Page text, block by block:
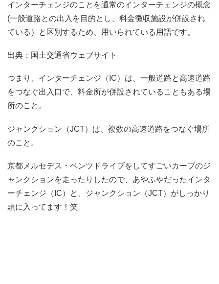
インターチェンジのことを通常のインターチェンジの概念
(一般道路との出入を目的とし、料金徴収施設が併設され
ている）と区別するため、用いられている用語です。
出典：国土交通省ウェブサイト
つまり、インターチェンジ（IC）は、一般道路と高速道路
をつなぐ出入口で、料金所が併設されていることもある場
所のこと。
ジャンクション（JCT）は、複数の高速道路をつなぐ場所
のこと。
京都メルセデス・ベンツドライブをしてすごいカーブのジ
ャンクションを走ったりしたので、あやふやだったインタ
ーチェンジ（IC）と、ジャンクション（JCT）がしっかり
頭に入ってます！笑